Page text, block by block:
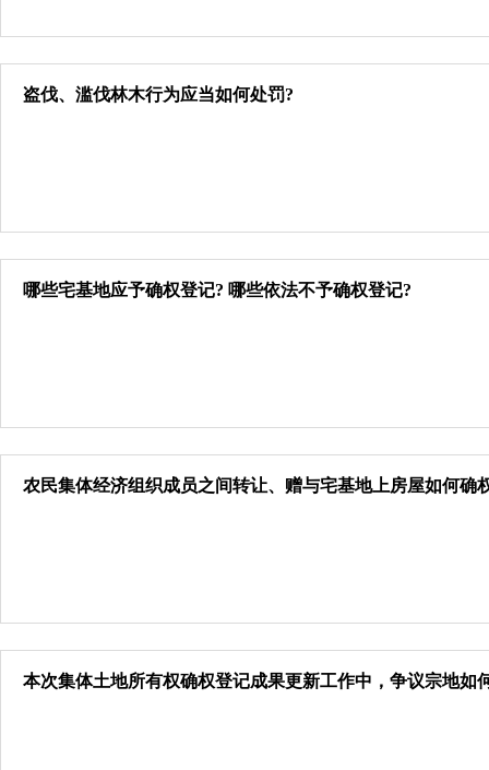
盗伐、滥伐林木行为应当如何处罚?
哪些宅基地应予确权登记? 哪些依法不予确权登记?
农民集体经济组织成员之间转让、赠与宅基地上房屋如何确
本次集体土地所有权确权登记成果更新工作中，争议宗地如